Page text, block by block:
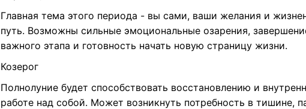
Главная тема этого периода - вы сами, ваши желания и
путь. Возможны сильные эмоциональные озарения,
важного этапа и готовность начать новую страницу жизни.
Козерог
Полнолуние будет способствовать восстановлению и
работе над собой. Может возникнуть потребность в тишине,